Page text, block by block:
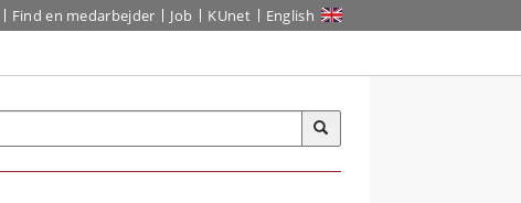
Find en medarbejder Job KUnet English